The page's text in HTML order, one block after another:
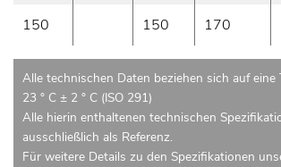
150 150 170
Alle technischen Daten beziehen sich auf eine
23 ° C ± 2 ° C (ISO 291)
Alle hierin enthaltenen technischen
ausschließlich als Referenz.
Für weitere Details zu den Spezifikationen